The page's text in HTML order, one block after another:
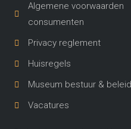
Algemene voorwaarden
consumenten
Privacy reglement
Huisregels
Museum bestuur & beleid
Vacatures